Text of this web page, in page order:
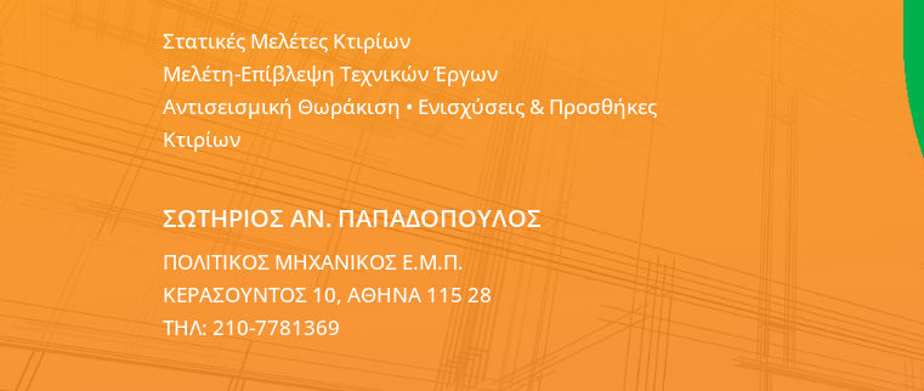
Στατικές Μελέτες Κτιρίων
Μελέτη-Επίβλεψη Τεχνικών Έργων
Αντισεισμική Θωράκιση • Ενισχύσεις & Προσθήκες
Κτιρίων
ΣΩΤΗΡΙΟΣ ΑΝ. ΠΑΠΑΔΟΠΟΥΛΟΣ
ΠΟΛΙΤΙΚΟΣ ΜΗΧΑΝΙΚΟΣ Ε.Μ.Π.
ΚΕΡΑΣΟΥΝΤΟΣ 10, ΑΘΗΝΑ 115 28
ΤΗΛ: 210-7781369